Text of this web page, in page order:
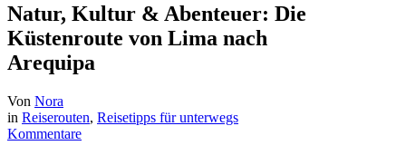
Natur, Kultur & Abenteuer: Die
Küstenroute von Lima nach
Arequipa
Von Nora
in Reiserouten, Reisetipps für unterwegs
Kommentare